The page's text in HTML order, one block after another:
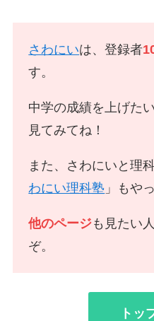
さわにいは、登録者
す。
中学の成績を上げた
見てみてね！
また、さわにいと理
わにい理科塾 」もや
他のページも見たい
ぞ。
トッ